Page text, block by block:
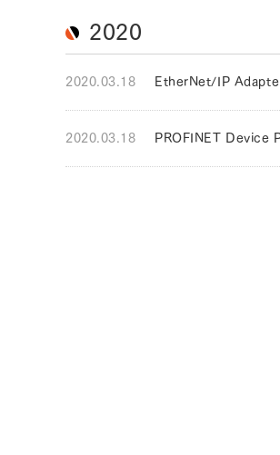
2020
2020.03.18 EtherNet/IP
2020.03.18 PROFINET Device